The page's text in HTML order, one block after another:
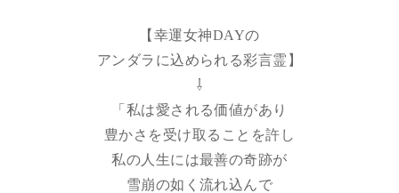
【幸運女神DAYの
アンダラに込められる彩言霊】
⇩
「私は愛される価値があり
豊かさを受け取ることを許し
私の人生には最善の奇跡が
雪崩の如く流れ込んで